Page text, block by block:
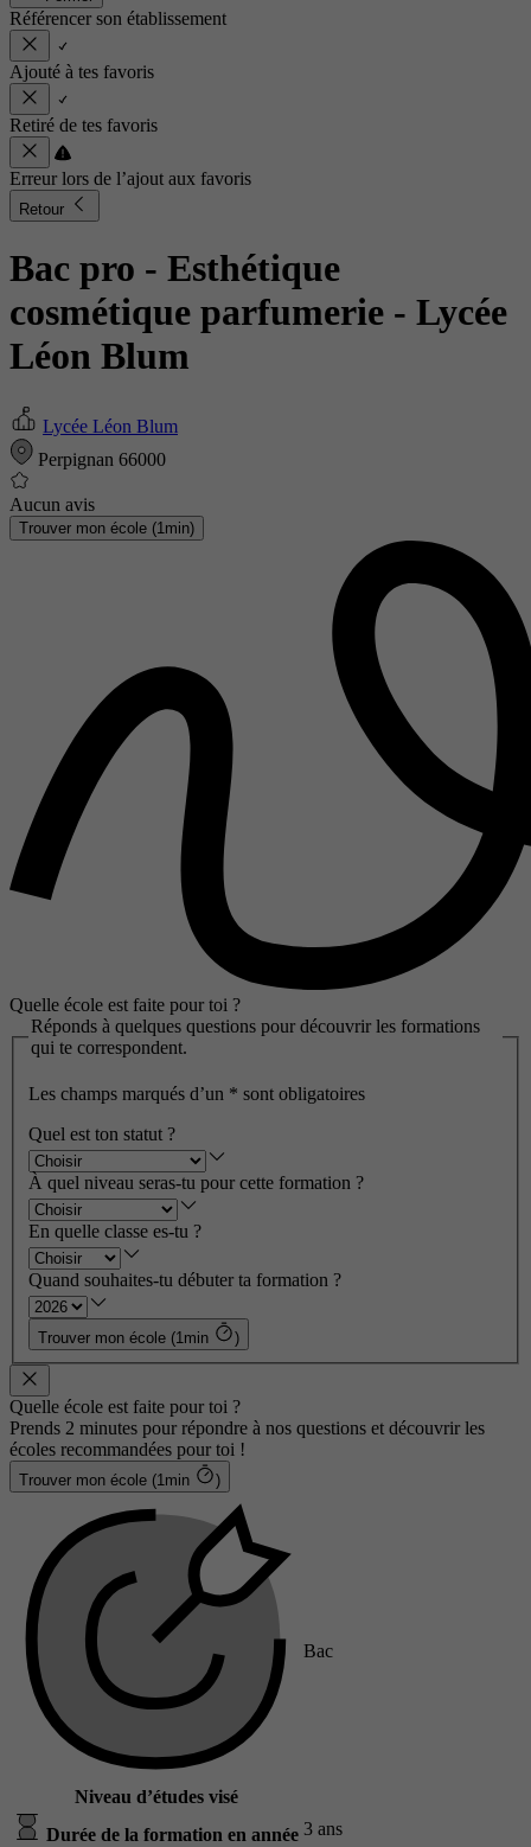
Référencer son établissement
Ajouté à tes favoris
Retiré de tes favoris
Erreur lors de l’ajout aux favoris
Retour
Bac pro - Esthétique
cosmétique parfumerie - Lycée
Léon Blum
Lycée Léon Blum
Perpignan 66000
Aucun avis
Trouver mon école (1min)
Quelle école est faite pour toi ?
Réponds à quelques questions pour découvrir les formations
qui te correspondent.
Les champs marqués d’un * sont obligatoires
Quel est ton statut ?
À quel niveau seras-tu pour cette formation ?
En quelle classe es-tu ?
Quand souhaites-tu débuter ta formation ?
Trouver mon école (1min )
Quelle école est faite pour toi ?
Prends 2 minutes pour répondre à nos questions et découvrir les
écoles recommandées pour toi !
Trouver mon école (1min )
Niveau d’études visé
Bac
Durée de la formation en année 3 ans